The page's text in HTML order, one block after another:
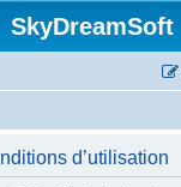
SkyDreamSoft
d’utilisation